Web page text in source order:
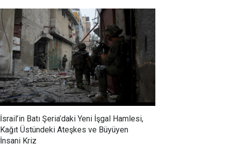
İsrail’in Batı Şeria’daki Yeni İşgal Hamlesi,
Kağıt Üstündeki Ateşkes ve Büyüyen
İnsani Kriz